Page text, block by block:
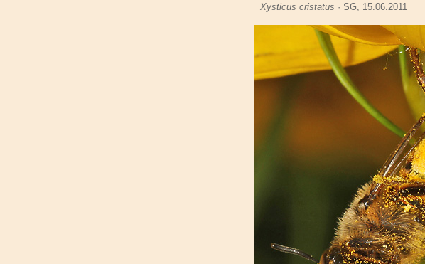
Xysticus cristatus · SG, 15.06.2011